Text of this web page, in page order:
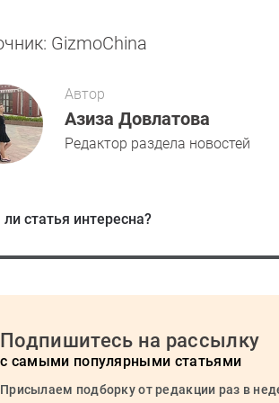
GizmoChina
Автор
Азиза Довлатова
Редактор раздела новостей
статья интересна?
Подпишитесь на рассылку
с самыми популярными статьями
Присылаем подборку от редакции раз в